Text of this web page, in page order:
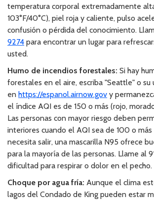
temperatura corporal extremadamente
103°F/40°C), piel roja y caliente, pulso
confusión o pérdida del conocimiento.
9274 para encontrar un lugar para
usted.
Humo de incendios forestales: Si hay
forestales en el aire, escriba "Seattle" o su
en https://espanol.airnow.gov y
el índice AQI es de 150 o más (rojo,
Las personas con mayor riesgo deben
interiores cuando el AQI sea de 100 o más
necesita salir, una mascarilla N95 ofrece
para la mayoría de las personas. Llame al
dificultad para respirar o dolor en el pecho.
Choque por agua fría: Aunque el clima
lagos del Condado de King pueden estar